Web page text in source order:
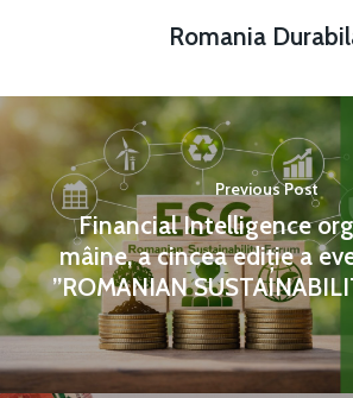
Romania
Previous Post
Financial Intelligence
mâine, a cincea ediție a
”ROMANIAN